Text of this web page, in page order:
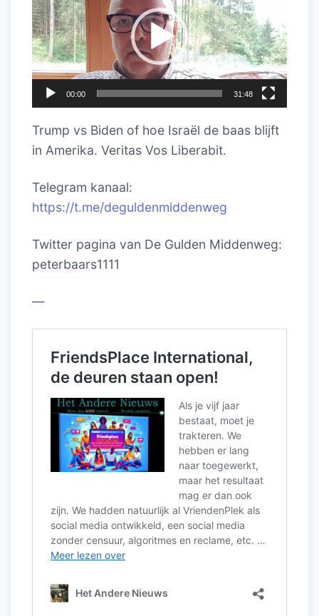
00:00 31:48
Trump vs Biden of hoe Israël de baas blijft
in Amerika. Veritas Vos Liberabit.
Telegram kanaal:
https://t.me/deguldenmiddenweg
Twitter pagina van De Gulden Middenweg:
peterbaars1111
—